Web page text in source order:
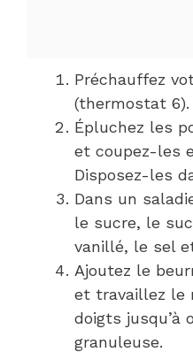
Préchauffez
(thermostat 6).
Épluchez les
et coupez-les
Disposez-les
Dans un
le sucre, le
vanillé, le sel
Ajoutez le
et travaillez le
doigts jusqu’à
granuleuse.